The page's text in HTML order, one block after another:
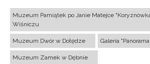
Muzeum Pamiątek po Janie Matejce
Wiśniczu
Muzeum Dwór w Dołędze Galeria
Muzeum Zamek w Dębnie